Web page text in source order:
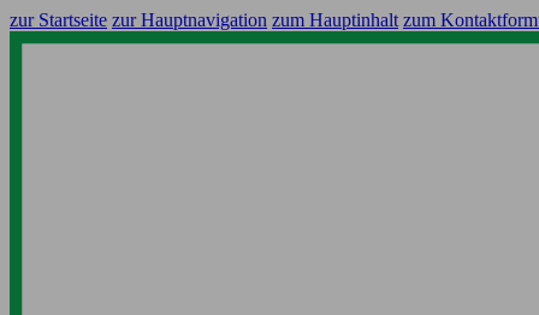
zur Startseite zur Hauptnavigation zum Hauptinhalt zum